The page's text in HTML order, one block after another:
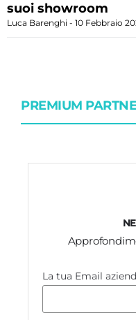
suoi showroom
Luca Barenghi 10 Febbraio
PREMIUM
La tua Email